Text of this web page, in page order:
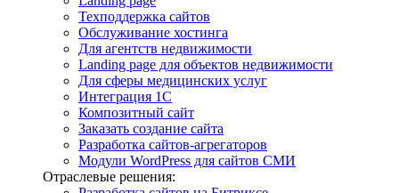
Техподдержка сайтов
Обслуживание хостинга
Для агентств недвижимости
Landing page для объектов недвижимости
Для сферы медицинских услуг
Интеграция 1С
Композитный сайт
Заказать создание сайта
Разработка сайтов-агрегаторов
Модули WordPress для сайтов СМИ
Отраслевые решения: